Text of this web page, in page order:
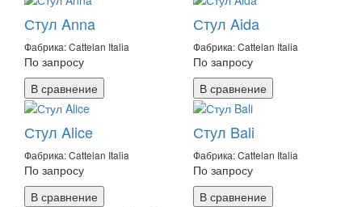
Стул Anna
Фабрика: Cattelan Italia
По запросу
В сравнение
Стул Aida
Фабрика: Cattelan Italia
По запросу
В сравнение
Стул Alice
Фабрика: Cattelan Italia
По запросу
В сравнение
Стул Bali
Фабрика: Cattelan Italia
По запросу
В сравнение